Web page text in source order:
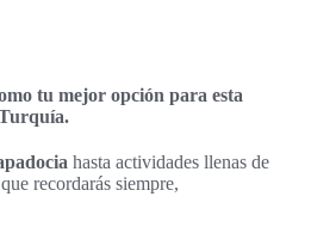
tu mejor opción para esta
hasta actividades llenas de
recordarás siempre,